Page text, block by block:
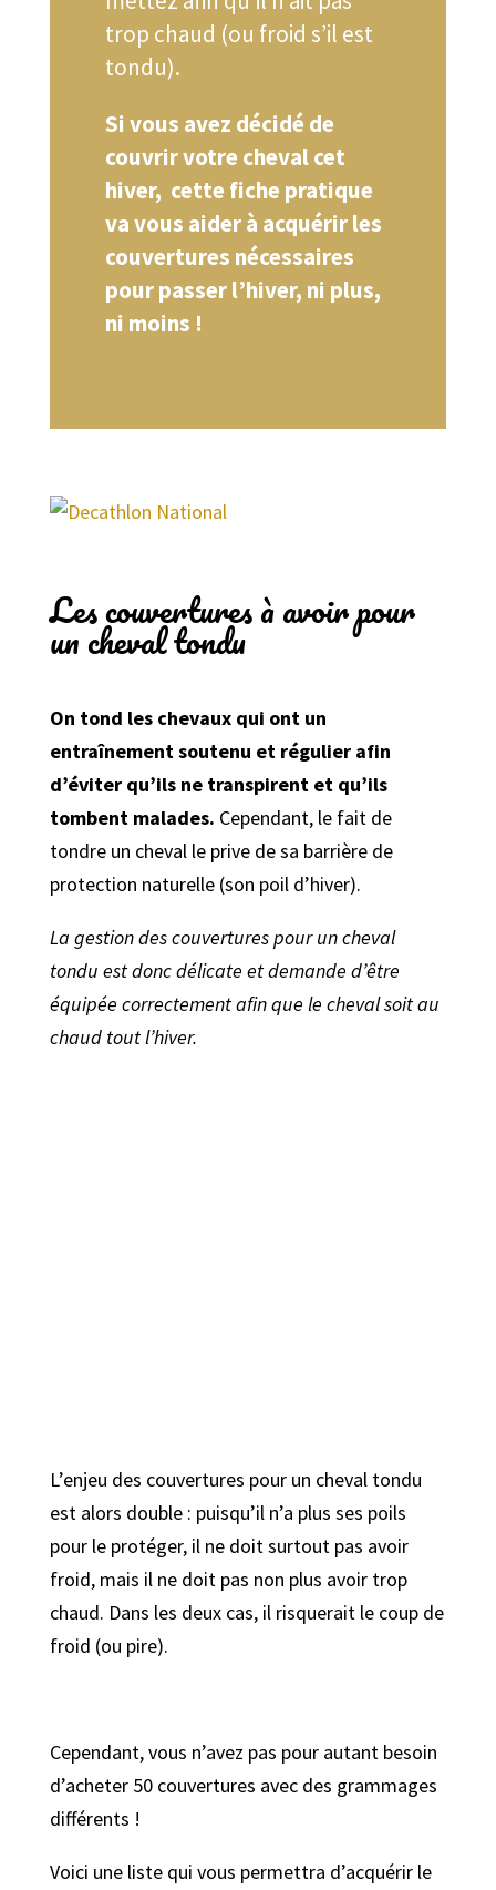
trop chaud (ou froid s’il est
tondu).
Si vous avez décidé de
couvrir votre cheval cet
hiver, cette fiche pratique
va vous aider à acquérir les
couvertures nécessaires
pour passer l’hiver, ni plus,
ni moins !
Les couvertures à avoir pour
un cheval tondu
On tond les chevaux qui ont un
entraînement soutenu et régulier afin
d’éviter qu’ils ne transpirent et qu’ils
tombent malades. Cependant, le fait de
tondre un cheval le prive de sa barrière de
protection naturelle (son poil d’hiver).
La gestion des couvertures pour un cheval
tondu est donc délicate et demande d’être
équipée correctement afin que le cheval soit au
chaud tout l’hiver.
L’enjeu des couvertures pour un cheval tondu
est alors double : puisqu’il n’a plus ses poils
pour le protéger, il ne doit surtout pas avoir
froid, mais il ne doit pas non plus avoir trop
chaud. Dans les deux cas, il risquerait le coup de
froid (ou pire).
Cependant, vous n’avez pas pour autant besoin
d’acheter 50 couvertures avec des grammages
différents !
Voici une liste qui vous permettra d’acquérir le